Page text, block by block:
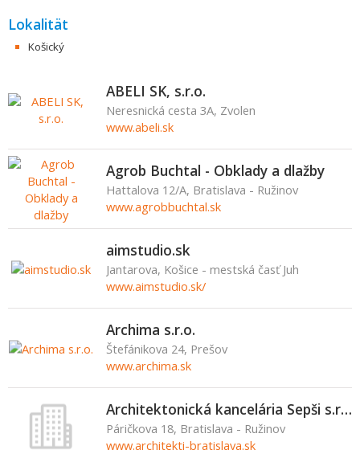
Lokalität
Košický
ABELI SK, s.r.o.
Neresnická cesta 3A, Zvolen
www.abeli.sk
Agrob Buchtal - Obklady a dlažby
Hattalova 12/A, Bratislava - Ružinov
www.agrobbuchtal.sk
aimstudio.sk
Jantarova, Košice - mestská časť Juh
www.aimstudio.sk/
Archima s.r.o.
Štefánikova 24, Prešov
www.archima.sk
Architektonická kancelária Sepši s.r.o.
Páričkova 18, Bratislava - Ružinov
www.architekti-bratislava.sk